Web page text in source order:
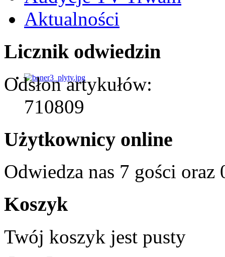
Aktualności
Licznik odwiedzin
Odsłon artykułów:
710809
Użytkownicy online
Odwiedza nas 7 gości
Koszyk
Twój koszyk jest pusty